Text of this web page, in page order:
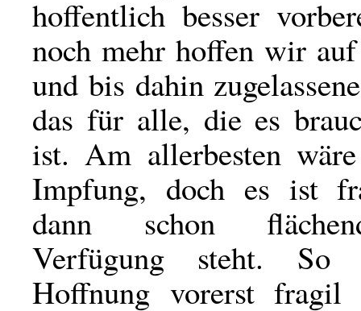
hoffentlich besser
noch mehr hoffen wir
und bis dahin
das für alle, die es
ist. Am allerbesten
Impfung, doch es ist
dann schon
Verfügung steht. So
Hoffnung vorerst